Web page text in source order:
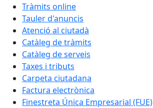
Tràmits online
Tauler d'anuncis
Atenció al ciutadà
Catàleg de tràmits
Catàleg de serveis
Taxes i tributs
Carpeta ciutadana
Factura electrònica
Finestreta Única Empresarial (FUE)